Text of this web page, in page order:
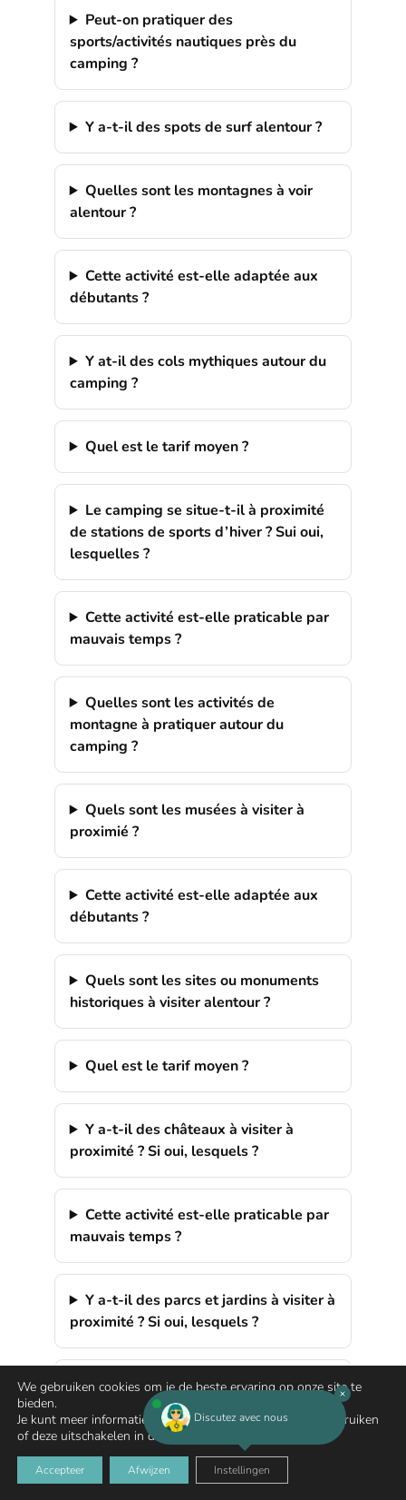
Peut-on pratiquer des
sports/activités nautiques près du
camping ?
Y a-t-il des spots de surf alentour ?
Quelles sont les montagnes à voir
alentour ?
Cette activité est-elle adaptée aux
débutants ?
Y at-il des cols mythiques autour du
camping ?
Quel est le tarif moyen ?
Le camping se situe-t-il à proximité
de stations de sports d’hiver ? Sui oui,
lesquelles ?
Cette activité est-elle praticable par
mauvais temps ?
Quelles sont les activités de
montagne à pratiquer autour du
camping ?
Quels sont les musées à visiter à
proximié ?
Cette activité est-elle adaptée aux
débutants ?
Quels sont les sites ou monuments
historiques à visiter alentour ?
Quel est le tarif moyen ?
Y a-t-il des châteaux à visiter à
proximité ? Si oui, lesquels ?
Cette activité est-elle praticable par
mauvais temps ?
Y a-t-il des parcs et jardins à visiter à
proximité ? Si oui, lesquels ?
Les environs du camping sont-ils
réputés pour la richesse de leur
patrimoine :
We gebruiken cookies om je de beste ervaring op onze site te
bieden.
Je kunt meer informatie vinden over welke cookies we gebruiken
of deze uitschakelen in de
instellingen
Accepteer Afwijzen Instellingen
Discutez avec nous